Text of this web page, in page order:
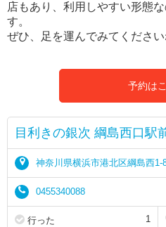
店もあり、利用しやすい形態
す。
ぜひ、足を運んでみてください
予約は
目利きの銀次 綱島西口駅
神奈川県横浜市港北区綱島西
0455340088
行った 1